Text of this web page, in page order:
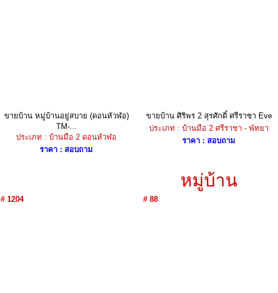
ขายบ้าน หมู่บ้านอยู่สบาย (ดอนหัวฬ่อ)
TM-...
ประเภท : บ้านมือ 2 ดอนหัวฬอ
ราคา : สอบถาม
ขายบ้าน ศิริพร 2 สุรศักดิ์ ศรีราชา Eve
ประเภท : บ้านมือ 2 ศรีราชา - พัทยา
ราคา : สอบถาม
หมู่บ้าน
# 1204 # 88